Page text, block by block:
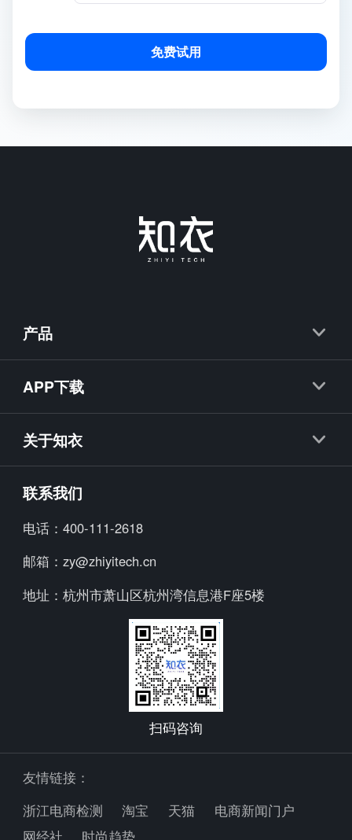
免费试用
产品
知款
知小布
知小衣
海外探款
美念
炼丹炉
APP下载
海外探款APP
关于知衣
行业资讯
公司动态
联系我们
电话： 400-111-2618
邮箱： zy@zhiyitech.cn
地址： 杭州市萧山区杭州湾信息港F座5楼
扫码咨询
友情链接：
浙江电商检测
淘宝 天猫
电商新闻门户
网经社
时尚趋势